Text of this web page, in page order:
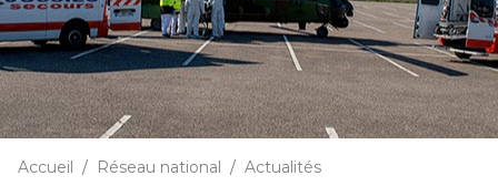
Accueil Réseau national Actualités